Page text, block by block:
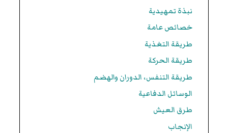
نبذة تمهيدية
خصائص عامة
طريقة التغذية
طريقة الحركة
طريقة التنفس، الدوران والهضم
الوسائل الدفاعية
طرق العيش
الإنجاب